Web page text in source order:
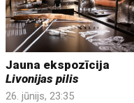
Jauna ekspozīcija
Livonijas pilis
26. jūnijs, 23:35